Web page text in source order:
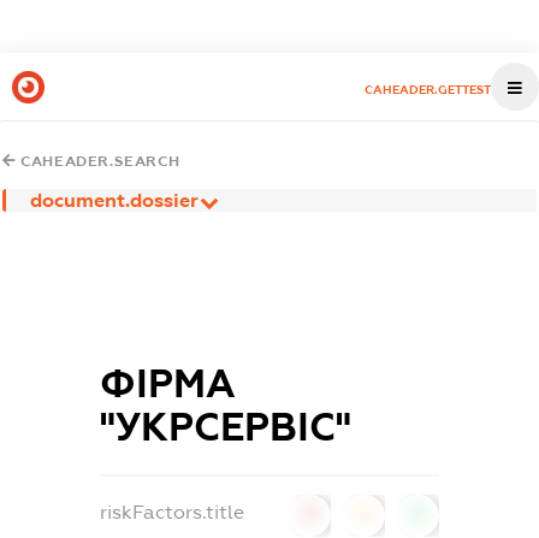
CAHEADER.GETTEST
CAHEADER.SEARCH
document.dossier
ФІРМА
"УКРСЕРВІС"
riskFactors.title